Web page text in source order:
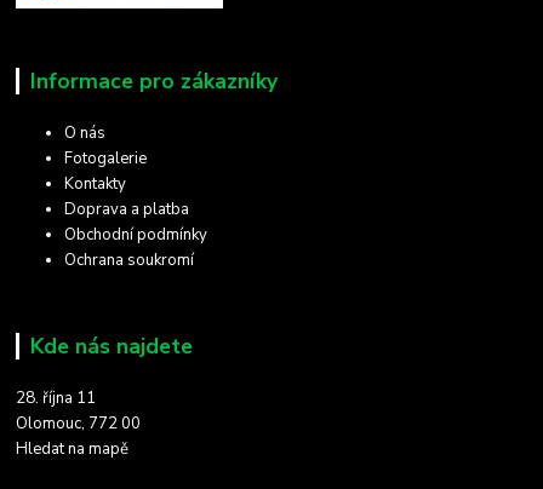
Informace pro zákazníky
O nás
Fotogalerie
Kontakty
Doprava a platba
Obchodní podmínky
Ochrana soukromí
Kde nás najdete
28. října 11
Olomouc, 772 00
Hledat na mapě